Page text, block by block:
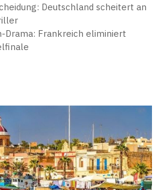
Deutschland scheitert an
Drama: Frankreich eliminiert